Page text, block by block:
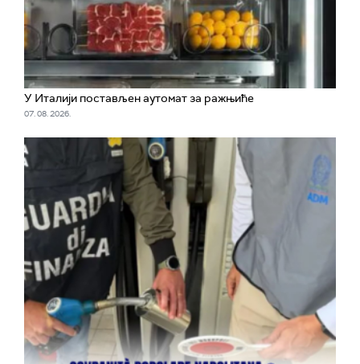
У Италији постављен аутомат за ражњиће
07. 08. 2026.